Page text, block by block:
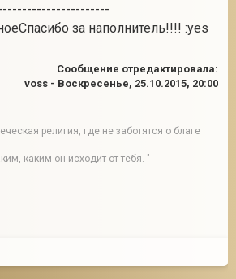
за наполнитель!!!! :yes
Сообщение отредактировала:
voss - Воскресенье, 25.10.2015, 20:00
религия, где не заботятся о благе
каким он исходит от тебя. "